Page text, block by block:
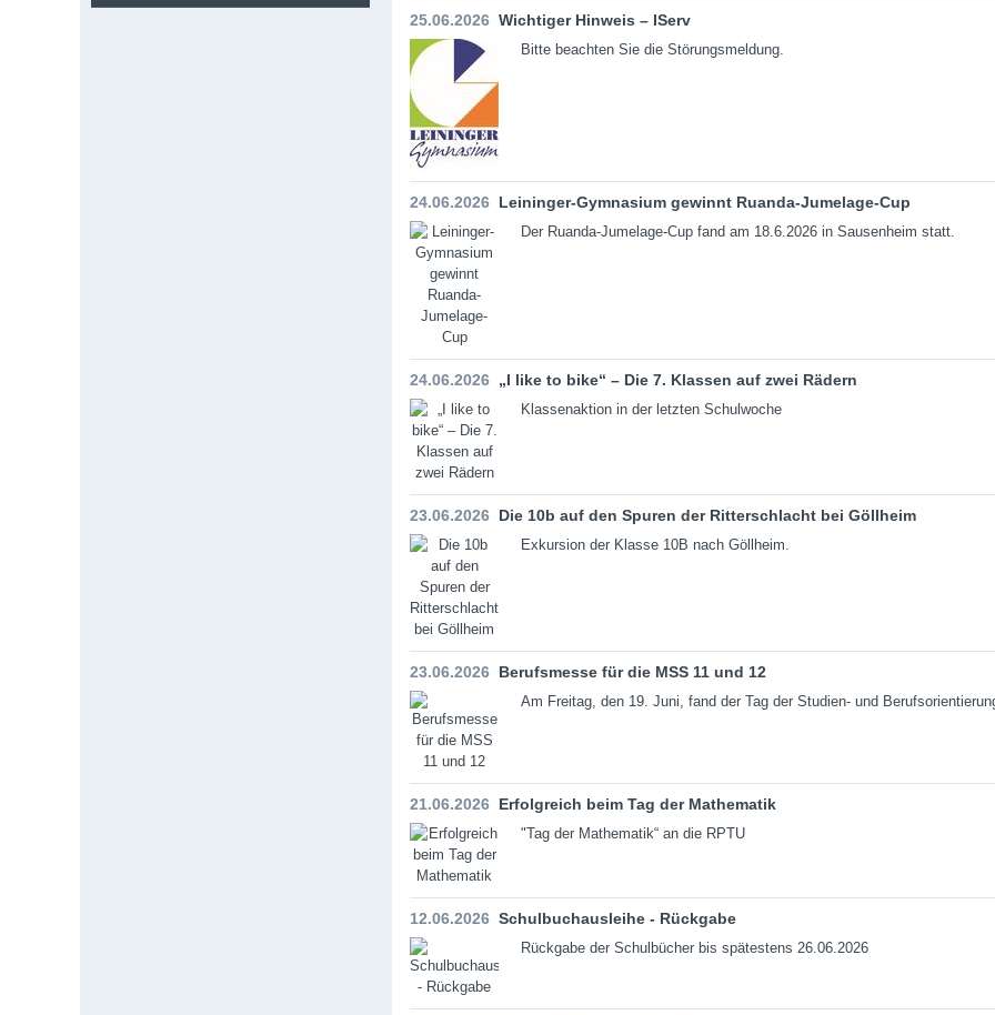
25.06.2026 Wichtiger Hinweis – IServ
Bitte beachten Sie die Störungsmeldung.
24.06.2026 Leininger-Gymnasium gewinnt Ruanda-Jumelage-Cup
Der Ruanda-Jumelage-Cup fand am 18.6.2026 in Sausenheim statt.
24.06.2026 „I like to bike“ – Die 7. Klassen auf zwei Rädern
Klassenaktion in der letzten Schulwoche
23.06.2026 Die 10b auf den Spuren der Ritterschlacht bei Göllheim
Exkursion der Klasse 10B nach Göllheim.
23.06.2026 Berufsmesse für die MSS 11 und 12
Am Freitag, den 19. Juni, fand der Tag der Studien- und
21.06.2026 Erfolgreich beim Tag der Mathematik
"Tag der Mathematik“ an die RPTU
12.06.2026 Schulbuchausleihe - Rückgabe
Rückgabe der Schulbücher bis spätestens 26.06.2026